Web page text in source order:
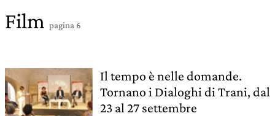
Film pagina 6
Il tempo è nelle domande.
Tornano i Dialoghi di Trani, dal
23 al 27 settembre